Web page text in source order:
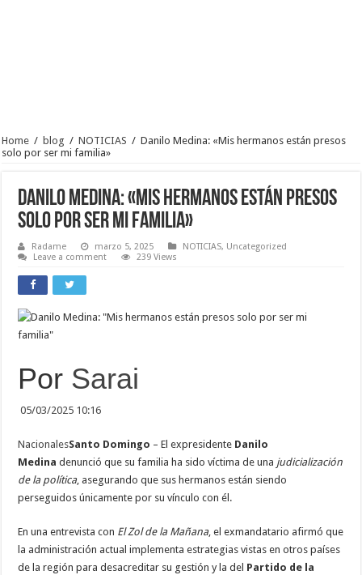
Home / blog / NOTICIAS / Danilo Medina: «Mis hermanos están presos
solo por ser mi familia»
Danilo Medina: «Mis hermanos están presos
solo por ser mi familia»
Radame marzo 5, 2025 NOTICIAS, Uncategorized
Leave a comment
239 Views
Por Sarai
05/03/2025 10:16
NacionalesSanto Domingo – El expresidente Danilo
Medina denunció que su familia ha sido víctima de una judicialización
de la política, asegurando que sus hermanos están siendo
perseguidos únicamente por su vínculo con él.
En una entrevista con El Zol de la Mañana, el exmandatario afirmó que
la administración actual implementa estrategias vistas en otros países
de la región para desacreditar su gestión y la del Partido de la